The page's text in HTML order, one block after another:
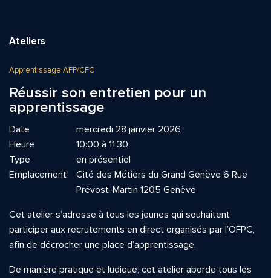
Ateliers
Apprentissage AFP/CFC
Réussir son entretien pour un
apprentissage
Date
mercredi 28 janvier 2026
Heure
10:00 à 11:30
Type
en présentiel
Emplacement
Cité des Métiers du Grand Genève 6 Rue
Prévost-Martin 1205 Genève
Cet atelier s’adresse à tous les jeunes qui souhaitent
participer aux recrutements en direct organisés par l’OFPC,
afin de décrocher une place d’apprentissage.
De manière pratique et ludique, cet atelier aborde tous les